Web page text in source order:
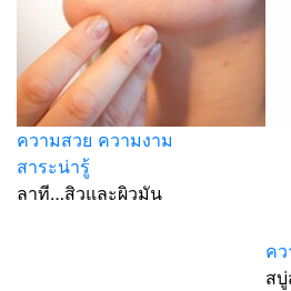
ความสวย ความงาม
สาระน่ารู้
ลาที…สิวและผิวมัน
ค
ส